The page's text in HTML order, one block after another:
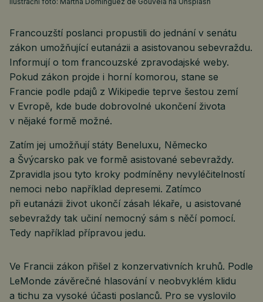
Francouzští poslanci propustili do jednání v senátu
zákon umožňující eutanázii a asistovanou sebevraždu.
Informují o tom francouzské zpravodajské weby.
Pokud zákon projde i horní komorou, stane se
Francie podle pdajů z Wikipedie teprve šestou zemí
v Evropě, kde bude dobrovolné ukončení života
v nějaké formě možné.
Zatím jej umožňují státy Beneluxu, Německo
a Švýcarsko pak ve formě asistované sebevraždy.
Zpravidla jsou tyto kroky podmíněny nevyléčitelností
nemoci nebo například depresemi. Zatímco
při eutanázii život ukončí zásah lékaře, u asistované
sebevraždy tak učiní nemocný sám s něčí pomocí.
Tedy například přípravou jedu.
Ve Francii zákon přišel z konzervativních kruhů. Podle
LeMonde závěrečné hlasování v neobvyklém klidu
a tichu za vysoké účasti poslanců. Pro se vyslovilo